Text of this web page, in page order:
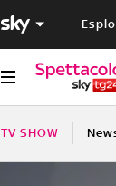
TV SHOW